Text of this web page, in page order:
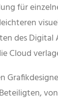
für
des
Cloud